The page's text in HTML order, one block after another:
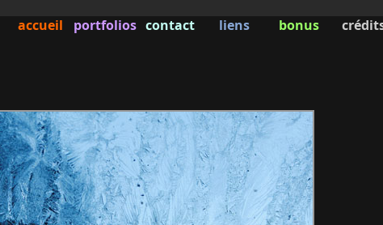
accueil portfolios contact liens bonus